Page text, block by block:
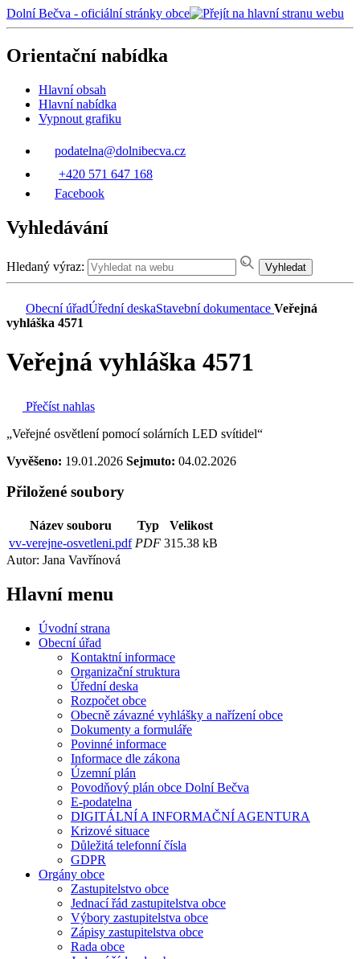
Dolní Bečva - oficiální stránky obce
Orientační nabídka
Hlavní obsah
Hlavní nabídka
Vypnout grafiku
podatelna@dolnibecva.cz
+420 571 647 168
Facebook
Vyhledávání
Hledaný výraz: Vyhledat
Obecní úřadÚřední deskaStavební dokumentace Veřejná
vyhláška 4571
Veřejná vyhláška 4571
Přečíst nahlas
„Veřejné osvětlení pomocí solárních LED svítidel“
Vyvěšeno: 19.01.2026 Sejmuto: 04.02.2026
Přiložené soubory
Název souboru Typ
Velikost
vv-verejne-osvetleni.pdf PDF 315.38 kB
Autor: Jana Vavřínová
Hlavní menu
Úvodní strana
Obecní úřad
Kontaktní informace
Organizační struktura
Úřední deska
Rozpočet obce
Obecně závazné vyhlášky a nařízení obce
Dokumenty a formuláře
Povinné informace
Informace dle zákona
Územní plán
Povodňový plán obce Dolní Bečva
E-podatelna
DIGITÁLNÍ A INFORMAČNÍ AGENTURA
Krizové situace
Důležitá telefonní čísla
GDPR
Orgány obce
Zastupitelstvo obce
Jednací řád zastupitelstva obce
Výbory zastupitelstva obce
Zápisy zastupitelstva obce
Rada obce